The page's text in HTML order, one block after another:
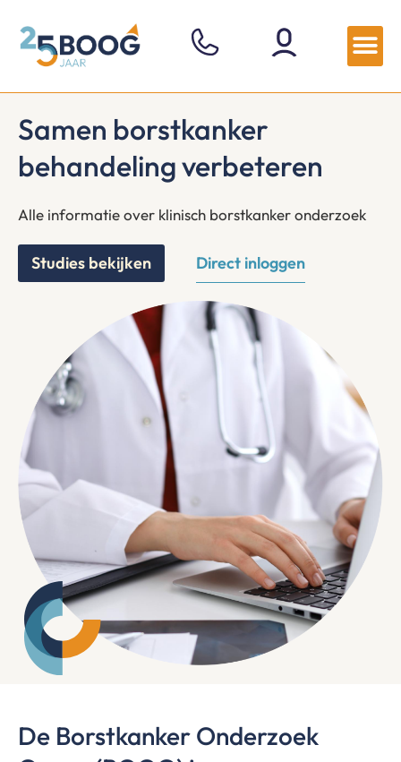
Samen borstkanker
behandeling verbeteren
Alle informatie over klinisch borstkanker onderzoek
Studies bekijken Direct inloggen
De Borstkanker Onderzoek